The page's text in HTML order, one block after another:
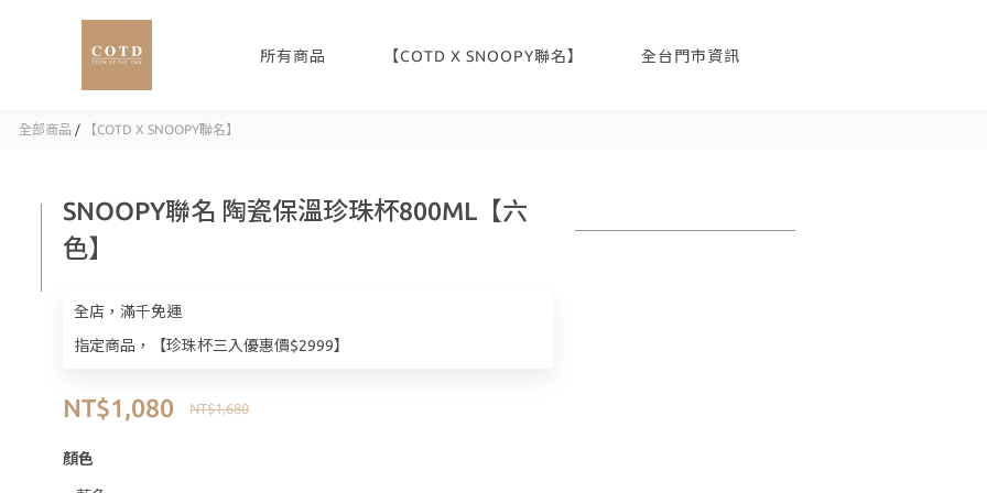
所有商品 【COTD X SNOOPY聯名】 全台門市資訊
全部商品 / 【COTD X SNOOPY聯名】
SNOOPY聯名 陶瓷保溫珍珠杯800ML【六
色】
全店，滿千免運
指定商品，【珍珠杯三入優惠價$2999】
NT$1,680
NT$1,080
顏色